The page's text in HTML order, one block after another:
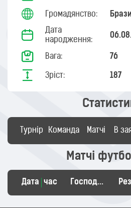
Громадянство:
Дата
народження:
Вага: 76
Зріст: 187
Турнір Команда Матчі В
Матчі
Дата час Господарі